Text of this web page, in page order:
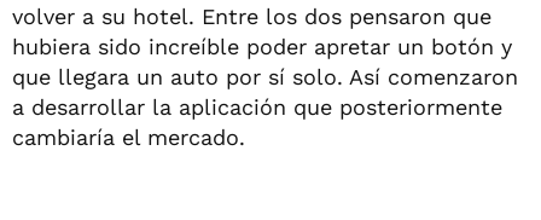
volver a su hotel. Entre los dos pensaron que
hubiera sido increíble poder apretar un botón y
que llegara un auto por sí solo. Así comenzaron
a desarrollar la aplicación que posteriormente
cambiaría el mercado.